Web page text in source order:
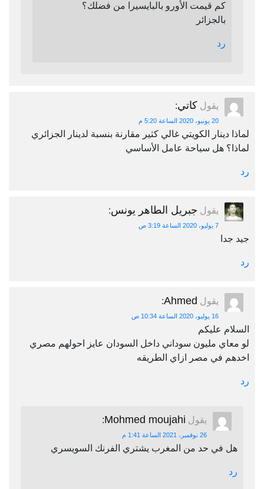
كم قيمت الأورو بالبايسيرا من فضلك؟
بالجزائر
رد
يقول كاتي:
20 يونيو، 2020 الساعة 5:20 م
لماذا دينار الكويتي غالي كثير مقارنة بنسبة لدينار الجزائري
لماذا؟ هل سياحة عامل الأساسي
رد
يقول جبريل الطاهر يونس:
7 يوليو، 2020 الساعة 3:19 ص
جيد جدا
رد
يقول Ahmed
:
16 يوليو، 2020 الساعة 10:34 ص
السلام عليكم
لو معاي مليون سوداني داخل السودان عايز احولهم مصري
اخدهم في مصر ازاي الطريقه
رد
يقول Mohmed moujahi
:
26 نوفمبر، 2021 الساعة 1:41 م
هل في حد من المغرب يشتري الفرنك السويسري
رد